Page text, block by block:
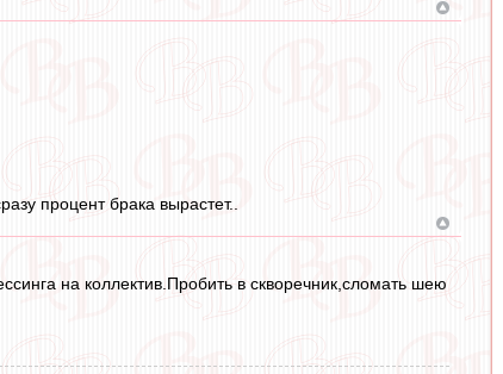
процент брака вырастет..
на коллектив.Пробить в скворечник,сломать шею